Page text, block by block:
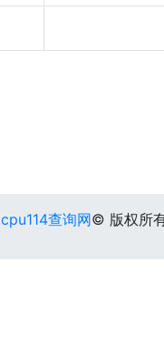
cpu114查询网© 版权所